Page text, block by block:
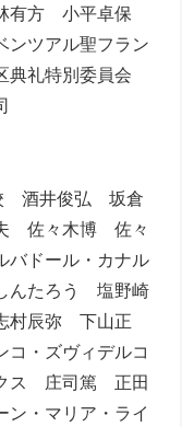
有方 小平卓保
ツアル聖フラン
典礼特別委員会
酒井俊弘 坂倉
佐々木博 佐々
ドール・カナル
んたろう 塩野崎
辰弥 下山正
・ズヴィデルコ
ス 庄司篤 正田
・マリア・ライ